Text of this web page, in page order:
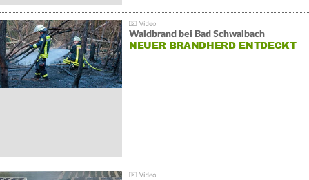
Waldbrand bei Bad Schwalbach
NEUER BRANDHERD ENTDECKT